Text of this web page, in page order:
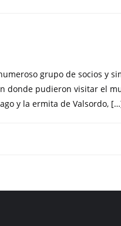
grupo de socios y
donde pudieron visitar el
y la ermita de Valsordo,